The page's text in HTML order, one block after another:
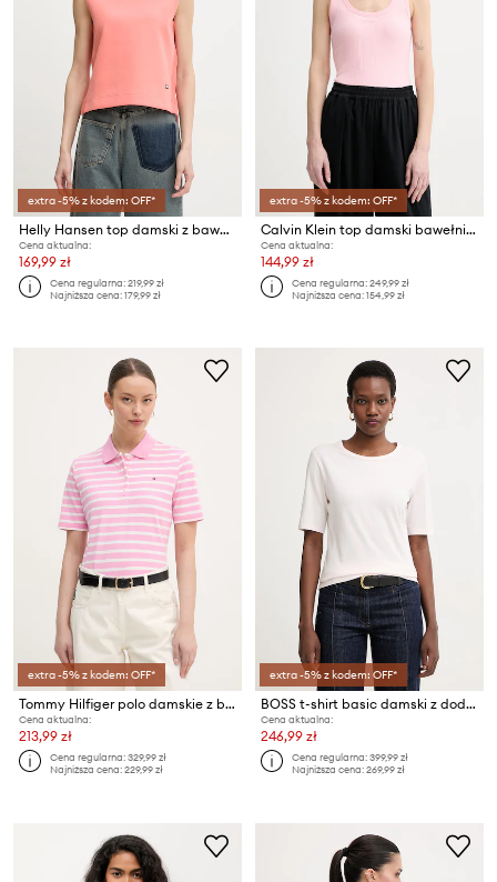
extra -5% z kodem: OFF*
Helly Hansen top damski z bawełną CAPRI
Cena aktualna:
169,99 zł
Cena regularna:219,99 zł
Najniższa cena:179,99 zł
extra -5% z kodem: OFF*
Calvin Klein top damski bawełniany z elastanem
Cena aktualna:
144,99 zł
Cena regularna:249,99 zł
Najniższa cena:154,99 zł
extra -5% z kodem: OFF*
Tommy Hilfiger polo damskie z bawełną
Cena aktualna:
213,99 zł
Cena regularna:329,99 zł
Najniższa cena:229,99 zł
extra -5% z kodem: OFF*
BOSS t-shirt basic damski z dodatkiem jedwabiu Evyta
Cena aktualna:
246,99 zł
Cena regularna:399,99 zł
Najniższa cena:269,99 zł